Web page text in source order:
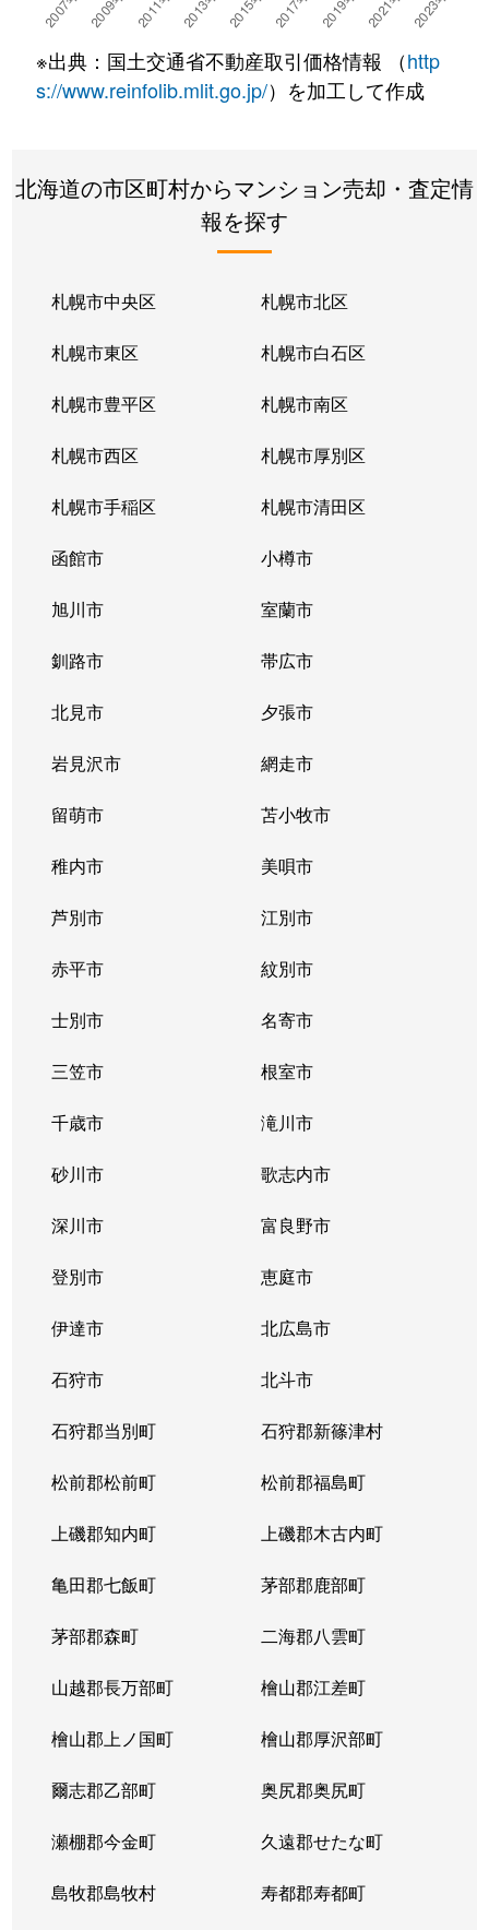
湯川町 780万円 湯の川温泉
徒歩4
湯浜町
450万円 函館アリーナ前
徒歩15
若松町
630万円 函館駅前 徒歩6
※出典：国土交通省不動産取引価格情報 （http
s://www.reinfolib.mlit.go.jp/）を加工して作成
北海道の市区町村からマンション売却・査定情
報を探す
札幌市中央区 札幌市北区
札幌市東区 札幌市白石区
札幌市豊平区 札幌市南区
札幌市西区 札幌市厚別区
札幌市手稲区 札幌市清田区
函館市 小樽市
旭川市 室蘭市
釧路市 帯広市
北見市 夕張市
岩見沢市 網走市
留萌市 苫小牧市
稚内市 美唄市
芦別市 江別市
赤平市 紋別市
士別市 名寄市
三笠市 根室市
千歳市 滝川市
砂川市 歌志内市
深川市 富良野市
登別市 恵庭市
伊達市 北広島市
石狩市 北斗市
石狩郡当別町 石狩郡新篠津村
松前郡松前町 松前郡福島町
上磯郡知内町 上磯郡木古内町
亀田郡七飯町 茅部郡鹿部町
茅部郡森町 二海郡八雲町
山越郡長万部町 檜山郡江差町
檜山郡上ノ国町 檜山郡厚沢部町
爾志郡乙部町 奥尻郡奥尻町
瀬棚郡今金町 久遠郡せたな町
島牧郡島牧村 寿都郡寿都町